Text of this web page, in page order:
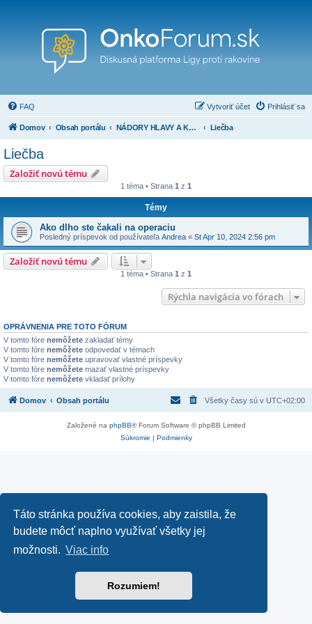
Táto stránka používa cookies, aby zaistila, že
budete môcť naplno využívať všetky jej
možnosti. Viac info
Rozumiem!
FAQ Prihlásiť sa
Vytvoriť účet
Domov Obsah portálu NÁDORY HLAVY A KRKU ( nádory oblasti nosa, nosohltanu a vedľajších nosových dutín, orofaryngu, hypofaryngu, hrtanu, veľkých slinných žliaz, ucha a iné) Liečba
Liečba
Založiť novú tému
1 téma • Strana 1 z 1
Témy
Ako dlho ste čakali na operaciu
Posledný príspevok od používateľa Andrea « St Apr 10, 2024 2:56 pm
Založiť novú tému
1 téma • Strana 1 z 1
Rýchla navigácia vo fórach
OPRÁVNENIA PRE TOTO FÓRUM
V tomto fóre nemôžete zakladať témy
V tomto fóre nemôžete odpovedať v témach
V tomto fóre nemôžete upravovať vlastné príspevky
V tomto fóre nemôžete mazať vlastné príspevky
V tomto fóre nemôžete vkladať prílohy
Domov Obsah portálu Všetky časy sú v UTC+02:00
Založené na phpBB® Forum Software © phpBB Limited
Súkromie | Podmienky